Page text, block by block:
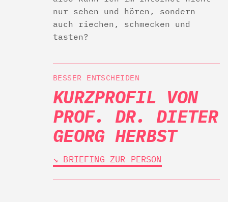
nur sehen und hören, sondern
auch riechen, schmecken und
tasten?
BESSER ENTSCHEIDEN
KURZPROFIL VON
PROF. DR. DIETER
GEORG HERBST
↘︎ BRIEFING ZUR PERSON